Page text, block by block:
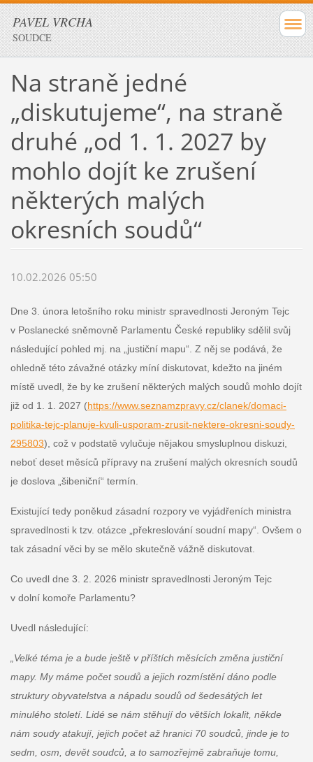
PAVEL VRCHA
SOUDCE
Na straně jedné
„diskutujeme“, na straně
druhé „od 1. 1. 2027 by
mohlo dojít ke zrušení
některých malých
okresních soudů“
10.02.2026 05:50
Dne 3. února letošního roku ministr spravedlnosti Jeroným Tejc
v Poslanecké sněmovně Parlamentu České republiky sdělil svůj
následující pohled mj. na „justiční mapu“. Z něj se podává, že
ohledně této závažné otázky míní diskutovat, kdežto na jiném
místě uvedl, že by ke zrušení některých malých soudů mohlo dojít
již od 1. 1. 2027 (https://www.seznamzpravy.cz/clanek/domaci-
politika-tejc-planuje-kvuli-usporam-zrusit-nektere-okresni-soudy-
295803), což v podstatě vylučuje nějakou smysluplnou diskuzi,
neboť deset měsíců přípravy na zrušení malých okresních soudů
je doslova „šibeniční“ termín.
Existující tedy poněkud zásadní rozpory ve vyjádřeních ministra
spravedlnosti k tzv. otázce „překreslování soudní mapy“. Ovšem o
tak zásadní věci by se mělo skutečně vážně diskutovat.
Co uvedl dne 3. 2. 2026 ministr spravedlnosti Jeroným Tejc
v dolní komoře Parlamentu?
Uvedl následující:
„Velké téma je a bude ještě v příštích měsících změna justiční
mapy. My máme počet soudů a jejich rozmístění dáno podle
struktury obyvatelstva a nápadu soudů od šedesátých let
minulého století. Lidé se nám stěhují do větších lokalit, někde
nám soudy atakují, jejich počet až hranici 70 soudců, jinde je to
sedm, osm, devět soudců, a to samozřejmě zabraňuje tomu,